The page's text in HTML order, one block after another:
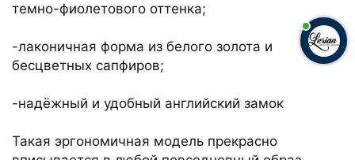
темно-фиолетового оттенка;
-лаконичная форма из белого золота и
бесцветных сапфиров;
-надёжный и удобный английский замок
Такая эргономичная модель прекрасно